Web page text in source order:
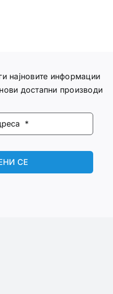
најновите информации
достапни производи
СЕ